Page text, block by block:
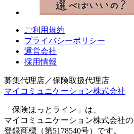
ご利用規約
プライバシーポリシー
運営会社
採用情報
募集代理店／保険取扱代理店
マイコミュニケーション株式会社
「保険ほっとライン」は、
マイコミュニケーション株式会社の
登録商標（第5178540号）です。